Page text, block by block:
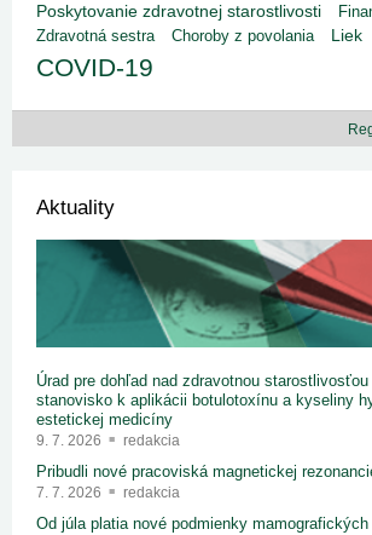
Poskytovanie zdravotnej starostlivosti
Zdravotná sestra
Choroby z povolania Liek
COVID-19
Aktuality
Úrad pre dohľad nad zdravotnou
stanovisko k aplikácii botulotoxínu a kyseliny
estetickej medicíny
9. 7. 2026 redakcia
Pribudli nové pracoviská magnetickej
7. 7. 2026 redakcia
Od júla platia nové podmienky